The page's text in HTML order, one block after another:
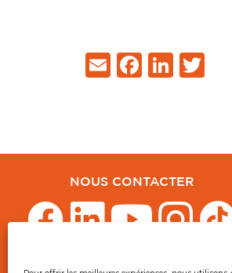
EmailFacebook
NOUS CONTACTER